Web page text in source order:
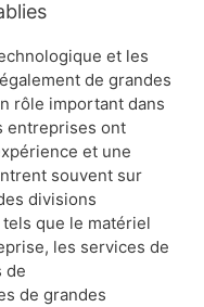
et les
de grandes
rôle important dans
entreprises ont
et une
souvent sur
divisions
que le matériel
les services de
de
de grandes